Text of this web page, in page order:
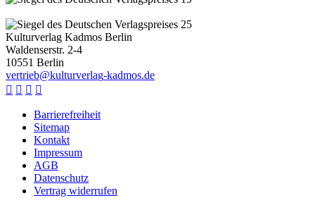
Kulturverlag Kadmos Berlin
Waldenserstr. 2-4
10551 Berlin
vertrieb@kulturverlag-kadmos.de
   
Barrierefreiheit
Sitemap
Kontakt
Impressum
AGB
Datenschutz
Vertrag widerrufen